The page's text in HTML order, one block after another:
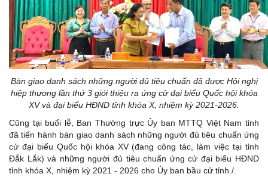
Bàn giao danh sách những người đủ tiêu chuẩn đã được Hội nghị
hiệp thương lần thứ 3 giới thiệu ra ứng cửđại biểu Quốc hội khóa
XV và đại biểu HĐND tỉnh khóa X, nhiệm kỳ 2021-2026.
Cũng tại buổi lễ, Ban Thường trực Ủy ban MTTQ Việt Nam tỉnh
đã tiến hành bàn giao danh sách những người đủ tiêu chuẩn ứng
cử đại biểu Quốc hội khóa XV (đang công tác, làm việc tại tỉnh
Đắk Lắk) và những người đủ tiêu chuẩn ứng cử đại biểu HĐND
tỉnh khóa X, nhiệm kỳ 2021 - 2026 cho Ủy ban bầu cử tỉnh./.
Kế hoạch Kiểm tra, sát hạch để tiếp nhận vào làm công
chức tỉnh Đắk Lắk năm 2026